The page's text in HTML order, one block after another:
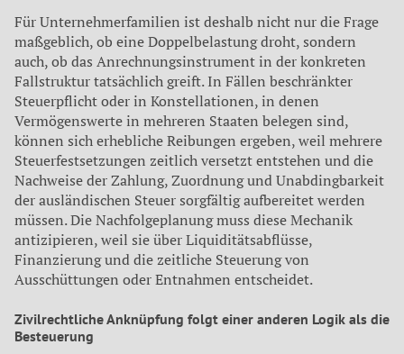
Für Unternehmerfamilien ist deshalb nicht nur die Frage
maßgeblich, ob eine Doppelbelastung droht, sondern
auch, ob das Anrechnungsinstrument in der konkreten
Fallstruktur tatsächlich greift. In Fällen beschränkter
Steuerpflicht oder in Konstellationen, in denen
Vermögenswerte in mehreren Staaten belegen sind,
können sich erhebliche Reibungen ergeben, weil mehrere
Steuerfestsetzungen zeitlich versetzt entstehen und die
Nachweise der Zahlung, Zuordnung und Unabdingbarkeit
der ausländischen Steuer sorgfältig aufbereitet werden
müssen. Die Nachfolgeplanung muss diese Mechanik
antizipieren, weil sie über Liquiditätsabflüsse,
Finanzierung und die zeitliche Steuerung von
Ausschüttungen oder Entnahmen entscheidet.
Zivilrechtliche Anknüpfung folgt einer anderen Logik als die
Besteuerung